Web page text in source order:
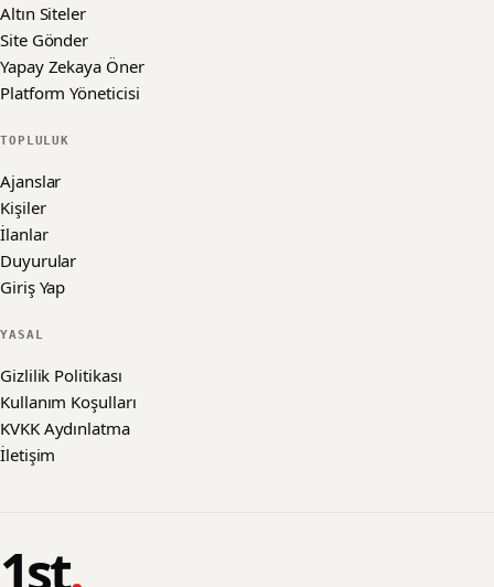
Altın Siteler
Site Gönder
Yapay Zekaya Öner
Platform Yöneticisi
TOPLULUK
Ajanslar
Kişiler
İlanlar
Duyurular
Giriş Yap
YASAL
Gizlilik Politikası
Kullanım Koşulları
KVKK Aydınlatma
İletişim
1st.